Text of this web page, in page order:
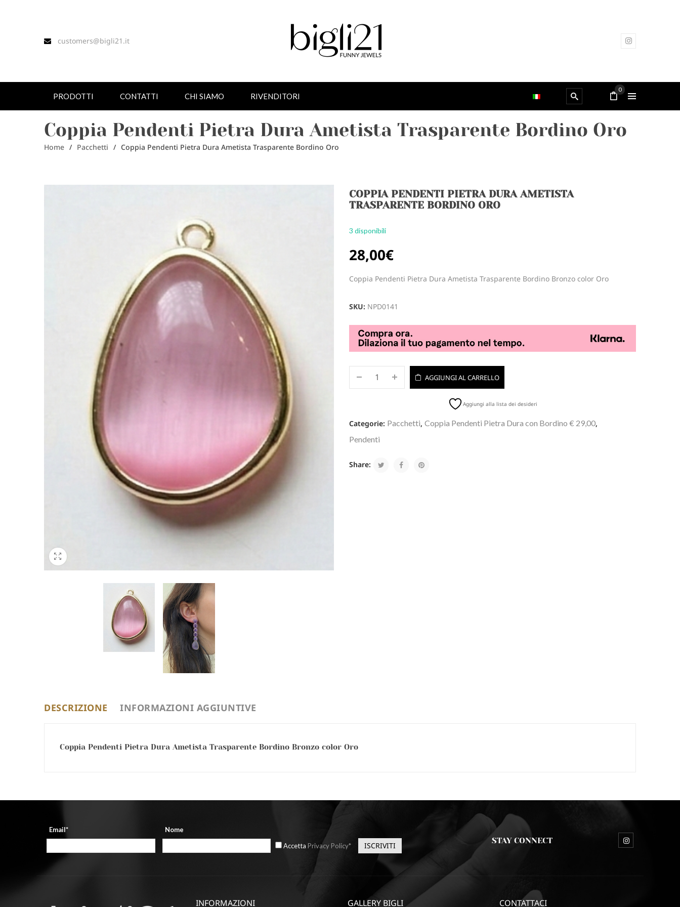
customers@bigli21.it
PRODOTTI CONTATTI CHI SIAMO RIVENDITORI
0
Coppia Pendenti Pietra Dura Ametista Trasparente Bordino Oro
Home / Pacchetti / Coppia Pendenti Pietra Dura Ametista Trasparente Bordino Oro
COPPIA PENDENTI PIETRA DURA AMETISTA
TRASPARENTE BORDINO ORO
3 disponibili
28,00€
Coppia Pendenti Pietra Dura Ametista Trasparente Bordino Bronzo color Oro
SKU: NPD0141
AGGIUNGI AL CARRELLO
Aggiungi alla lista dei desideri
Categorie: Pacchetti,Coppia Pendenti Pietra Dura con Bordino € 29,00,
Pendenti
Share:
DESCRIZIONE INFORMAZIONI AGGIUNTIVE
Coppia Pendenti Pietra Dura Ametista Trasparente Bordino Bronzo color Oro
Email*
Nome
Accetta Privacy Policy*
STAY CONNECT
INFORMAZIONI GALLERY BIGLI CONTATTACI